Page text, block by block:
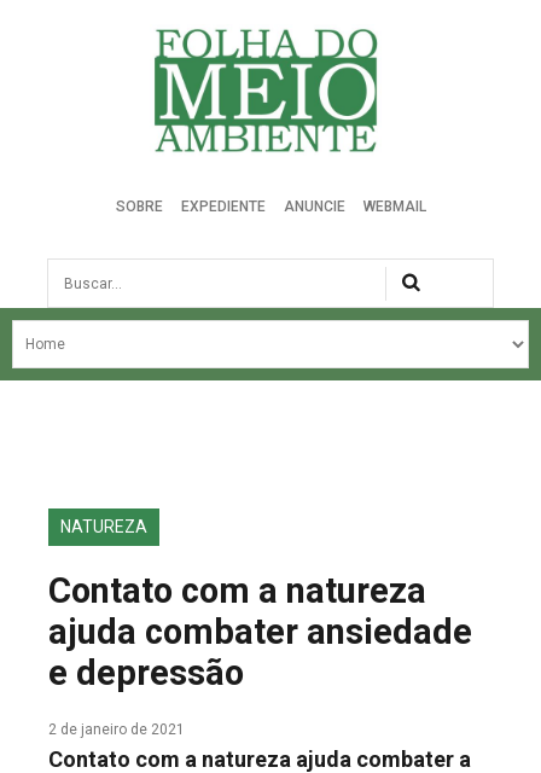
Folha do Meio Ambiente
SOBRE EXPEDIENTE ANUNCIE WEBMAIL
Busca
NOSSA HISTÓRIA
EDIÇÕES ANTERIORES
FALE CONOSCO
NATUREZA
Contato com a natureza
ajuda combater ansiedade
e depressão
2 de janeiro de 2021
Contato com a natureza ajuda combater a